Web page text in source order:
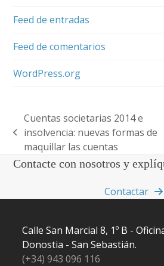
Feed de entradas
Feed de comentarios
WordPress.org
previous
post:
Cuentas societarias 2014 e
insolvencia: nuevas formas de
maquillar las cuentas
Contacte con nosotros y
Contactar
Calle San Marcial 8, 1º B -
Donostia - San Sebastián.
(+34) 943 096 116